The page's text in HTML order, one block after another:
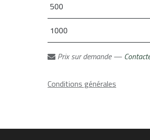
500
1000
Prix sur demande —
Conditions générales